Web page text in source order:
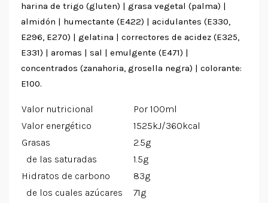
harina de trigo (gluten) | grasa vegetal (palma) |
almidón | humectante (E422) | acidulantes (E330,
E296, E270) | gelatina | correctores de acidez (E325,
E331) | aromas | sal | emulgente (E471) |
concentrados (zanahoria, grosella negra) | colorante:
E100.
Valor nutricional
Por 100ml
Valor energético
1525kJ/360kcal
Grasas
2.5g
de las saturadas
1.5g
Hidratos de carbono
83g
de los cuales azúcares
71g